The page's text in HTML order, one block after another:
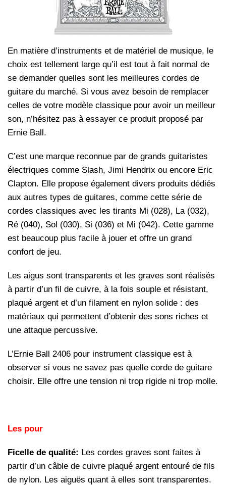
En matière d’instruments et de matériel de musique, le
choix est tellement large qu’il est tout à fait normal de
se demander quelles sont les meilleures cordes de
guitare du marché. Si vous avez besoin de remplacer
celles de votre modèle classique pour avoir un meilleur
son, n’hésitez pas à essayer ce produit proposé par
Ernie Ball.
C’est une marque reconnue par de grands guitaristes
électriques comme Slash, Jimi Hendrix ou encore Eric
Clapton. Elle propose également divers produits dédiés
aux autres types de guitares, comme cette série de
cordes classiques avec les tirants Mi (028), La (032),
Ré (040), Sol (030), Si (036) et Mi (042). Cette gamme
est beaucoup plus facile à jouer et offre un grand
confort de jeu.
Les aigus sont transparents et les graves sont réalisés
à partir d’un fil de cuivre, à la fois souple et résistant,
plaqué argent et d’un filament en nylon solide : des
matériaux qui permettent d’obtenir des sons riches et
une attaque percussive.
L’Ernie Ball 2406 pour instrument classique est à
observer si vous ne savez pas quelle corde de guitare
choisir. Elle offre une tension ni trop rigide ni trop molle.
Les pour
Ficelle de qualité: Les cordes graves sont faites à
partir d’un câble de cuivre plaqué argent entouré de fils
de nylon. Les aiguës quant à elles sont transparentes.